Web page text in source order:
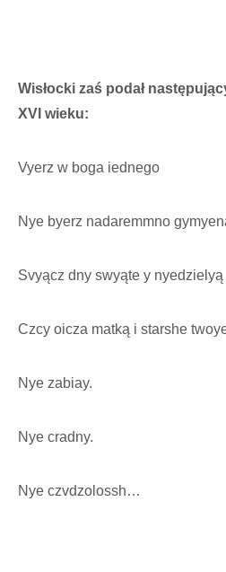
Wisłocki zaś podał
XVI wieku:
Vyerz w boga iednego
Nye byerz nadaremmno
Svyącz dny swyąte y nyedzielyą
Czcy oicza matką i starshe
Nye zabiay.
Nye cradny.
Nye czvdzolossh…